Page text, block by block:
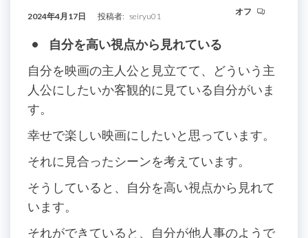
2024年4月17日 投稿者: seiryu01 オフ
• 自分を高い視点から見れている
自分を映画の主人公と見立てて、どういう主
人公にしたいか客観的に見ている自分がいま
す。
幸せで楽しい映画にしたいと思っています。
それに見合ったシーンを考えています。
そうしていると、自分を高い視点から見れて
います。
それができていると、自分が他人事のようで